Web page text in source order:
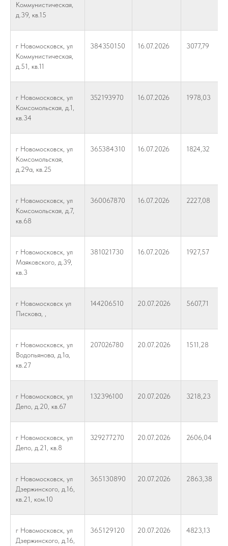
Коммунистическая,
д.39, кв.15
г Новомосковск, ул
Коммунистическая,
д.51, кв.11
384350150 16.07.2026 3077,79
г Новомосковск, ул
Комсомольская, д.1,
кв.34
352193970 16.07.2026 1978,03
г Новомосковск, ул
Комсомольская,
д.29а, кв.25
365384310 16.07.2026 1824,32
г Новомосковск, ул
Комсомольская, д.7,
кв.68
360067870 16.07.2026 2227,08
г Новомосковск, ул
Маяковского, д.39,
кв.3
381021730 16.07.2026 1927,57
г Новомосковск ул
Пискова, ,
144206510 20.07.2026 5607,71
г Новомосковск, ул
Водопьянова, д.1а,
кв.27
207026780 20.07.2026 1511,28
г Новомосковск, ул
Депо, д.20, кв.67
132396100 20.07.2026 3218,23
г Новомосковск, ул
Депо, д.21, кв.8
329277270 20.07.2026 2606,04
г Новомосковск, ул
Дзержинского, д.16,
кв.21, ком.10
365130890 20.07.2026 2863,38
г Новомосковск, ул
Дзержинского, д.16,
365129120 20.07.2026 4823,13